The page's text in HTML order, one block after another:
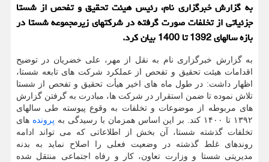
به گزارش خبرگزاری نام، رئیس هیئت تحقیق و تفحص از شستا
جزئیاتی از تخلفات صورت گرفته در شرکتهای زیرمجموعه شستا در
بازه سالهای 1392 تا 1400 بیان کرد.
به گزارش خبرگزاری نام به نقل از مهر، علی خضریان در توضیح
اقدامات هیئت تحقیق و تفحص از عملکرد شرکت های تابعه شستا،
اظهار داشت: در طول ماه های اخیر هیأت تحقیق و تفحص از شستا
تلاش نموده تا ضمن استقرار در شرکت ها، مبادرت به گرفتن گزارش
های مربوطه از موضوعات و تخلفات به وقوع پیوسته طی سالهای
۱۳۹۲ تا ۱۴۰۰ کند. بر این اساس همزمان با رسیدگی به
پرونده های
تخلفات گذشته شستا، آن بخش از اطلاعاتی که می تواند ادامه
روندهای غلط گذشته در وضعیت فعلی را اصلاح نماید به بدنه
مدیریتی شستا و وزارت تعاون، کار و رفاه اجتماعی منتقل شده